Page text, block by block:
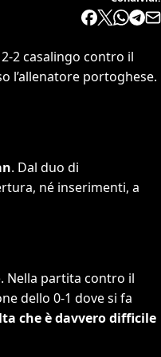
2 casalingo contro il
l’allenatore portoghese.
. Dal duo di
né inserimenti, a
Nella partita contro il
dello 0-1 dove si fa
che è davvero difficile